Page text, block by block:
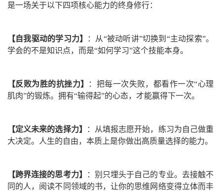
是一场关于以下四项核心能力的终身修行：
【自我驱动的学习力】
：从“被动听讲”切换到“主动探索”。
学会的不是知识点，而是“如何学习”这个技能本身。
【反败为胜的抗挫力】
：把每一次失败，都看作一次“心理
肌肉”的锻炼。拥有“输得起”的心态，才能赢得下一次。
【定义未来的选择力】
：从填报志愿开始，练习为自己做重
大决定。人生的自由，本质上是你做出高质量选择的能力。
【跨界连接的思考力】
：别只埋头于自己的专业。去接触不
同的人，阅读不同领域的书，让你的思维网络变得立体而丰